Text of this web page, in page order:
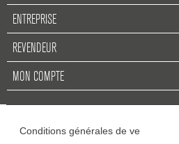
ENTREPRISE
REVENDEUR
MON COMPTE
Conditions générales de ve